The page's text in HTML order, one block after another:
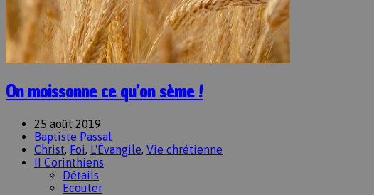
On moissonne ce qu’on sème !
25 août 2019
Baptiste Passal
Christ Foi L'Évangile Vie chrétienne
II Corinthiens
Détails
Ecouter